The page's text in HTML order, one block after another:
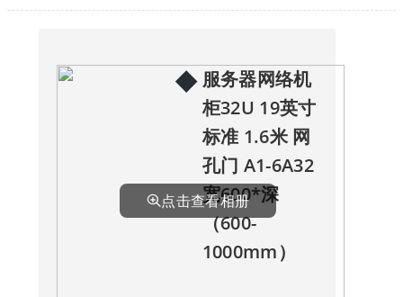
点击查看相册
◆ 服务器网络机
柜32U 19英寸
标准 1.6米 网
孔门 A1-6A32
宽600*深
（600-
1000mm）